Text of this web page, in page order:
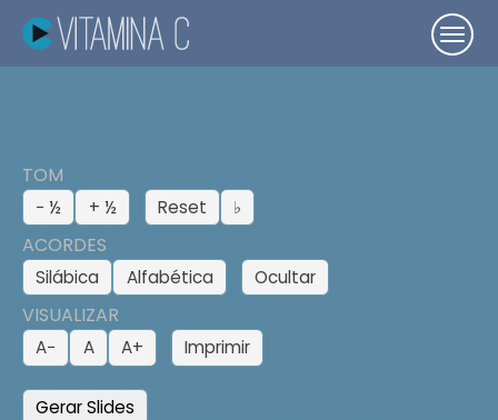
TOM
− ½ + ½ Reset ♭
ACORDES
Silábica Alfabética Ocultar
VISUALIZAR
A− A A+ Imprimir
Gerar Slides